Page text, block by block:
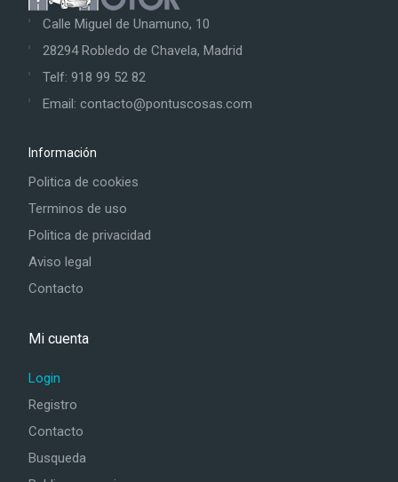
Calle Miguel de Unamuno, 10
28294 Robledo de Chavela, Madrid
Telf: 918 99 52 82
Email: contacto@pontuscosas.com
Información
Politica de cookies
Terminos de uso
Politica de privacidad
Aviso legal
Contacto
Mi cuenta
Login
Registro
Contacto
Busqueda